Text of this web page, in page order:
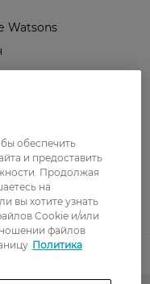
Watsons
обеспечить
и предоставить
Продолжая
на
вы хотите узнать
Cookie и/или
файлов
Политика